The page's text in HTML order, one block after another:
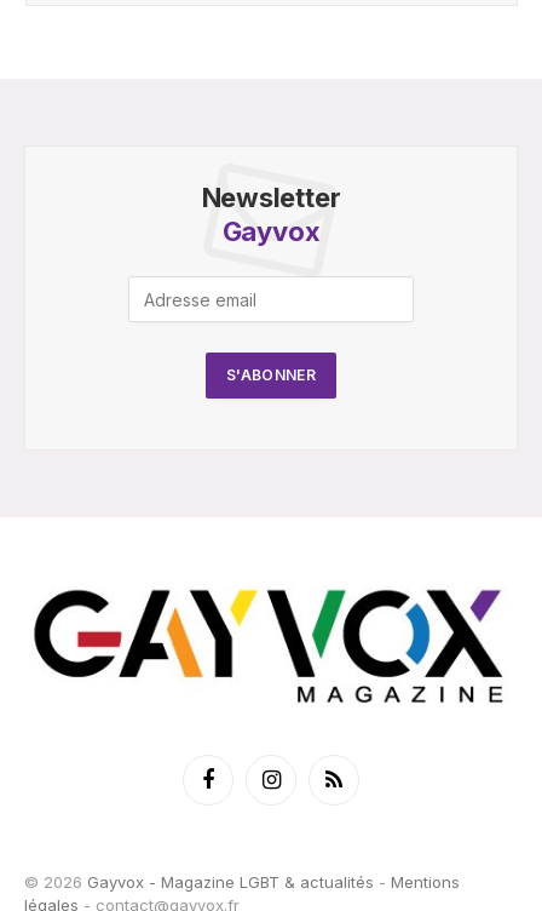
Newsletter
Gayvox
FacebookInstagramRSS
© 2026 Gayvox - Magazine LGBT & actualités - Mentions
légales - contact@gayvox.fr